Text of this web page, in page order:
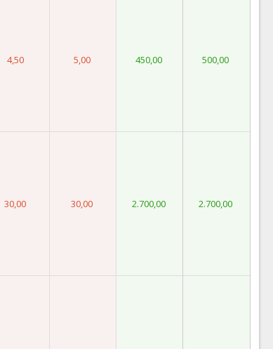
4,50 5,00 450,00 500,00
30,00 30,00 2.700,00 2.700,00